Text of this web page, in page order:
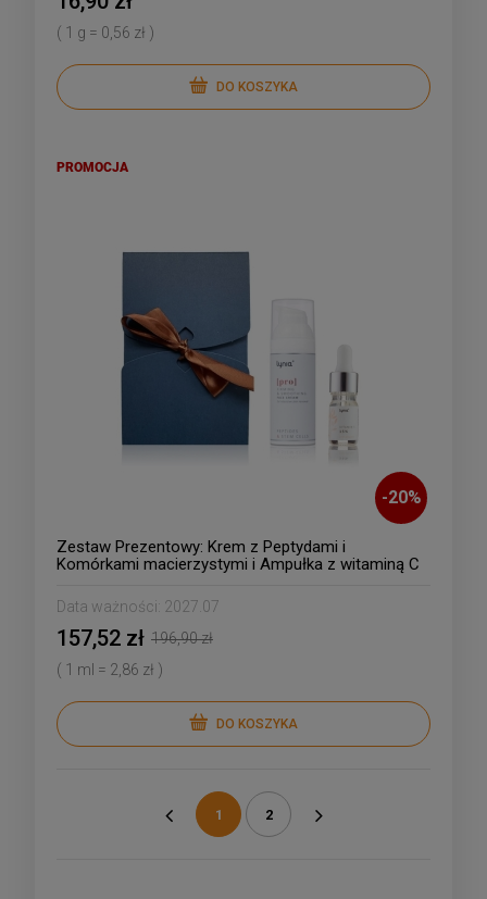
( 1 g = 0,56 zł )
DO KOSZYKA
-20%
Zestaw Prezentowy: Krem z Peptydami i
Komórkami macierzystymi i Ampułka z witaminą C
Data ważności: 2027.07
157,52 zł 196,90 zł
( 1 ml = 2,86 zł )
DO KOSZYKA
PROMOCJA
1 2